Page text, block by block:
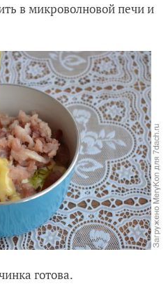
в микроволновой печи и
готова.